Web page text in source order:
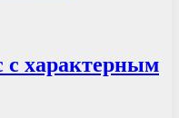
с характерным